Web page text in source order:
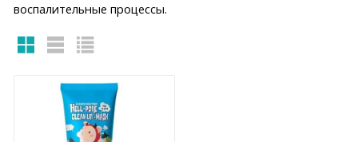
воспалительные процессы.